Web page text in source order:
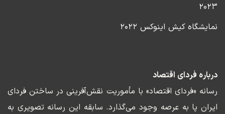
۲۰۲۳
نمایشگاه کیش اینوکس ۲۰۲۲
درباره فردای اقتصاد
رسانه «فردای اقتصاد» با مأموریت نقش‌آفرینی در ساختن فردای
ایران پا به عرصه وجود می‌گذارد. سابقه این رسانه تصویری به